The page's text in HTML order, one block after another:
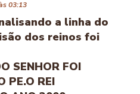
03:13
a linha do
dos reinos foi
SENHOR FOI
PE.O REI